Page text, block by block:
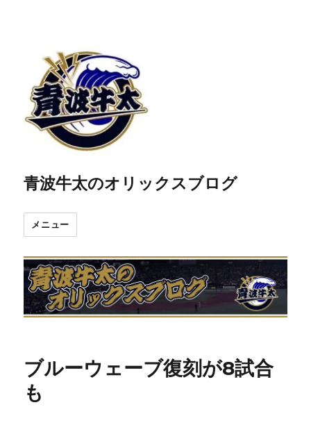
青波牛太のオリックスブログ
メニュー
ブルーウェーブ復刻が8試合
も